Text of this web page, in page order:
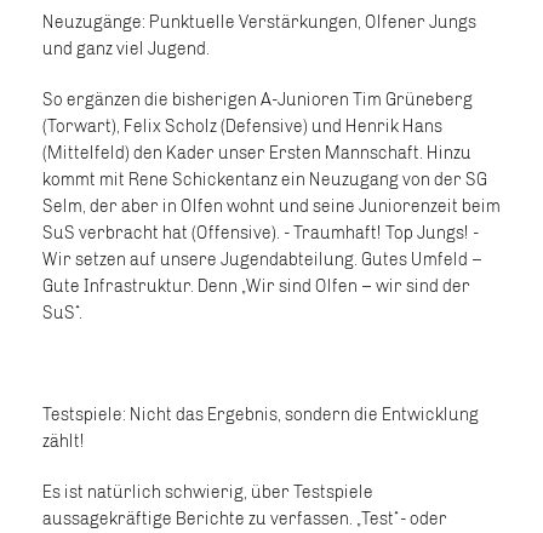
Neuzugänge: Punktuelle Verstärkungen, Olfener Jungs
und ganz viel Jugend.
So ergänzen die bisherigen A-Junioren Tim Grüneberg
(Torwart), Felix Scholz (Defensive) und Henrik Hans
(Mittelfeld) den Kader unser Ersten Mannschaft. Hinzu
kommt mit Rene Schickentanz ein Neuzugang von der SG
Selm, der aber in Olfen wohnt und seine Juniorenzeit beim
SuS verbracht hat (Offensive). - Traumhaft! Top Jungs! -
Wir setzen auf unsere Jugendabteilung. Gutes Umfeld –
Gute Infrastruktur. Denn „Wir sind Olfen – wir sind der
SuS“.
Testspiele: Nicht das Ergebnis, sondern die Entwicklung
zählt!
Es ist natürlich schwierig, über Testspiele
aussagekräftige Berichte zu verfassen. „Test“- oder